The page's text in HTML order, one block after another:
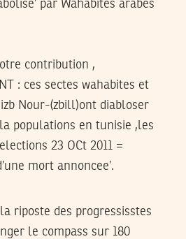
par Wahabites arabes
contribution ,
: ces sectes wahabites et
Nour-(zbill)ont diabloser
populations en tunisie ,les
23 OCt 2011 =
mort annoncee’.
riposte des progressisstes
le compass sur 180